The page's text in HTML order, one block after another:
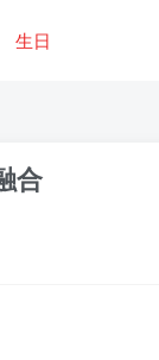
生日
合